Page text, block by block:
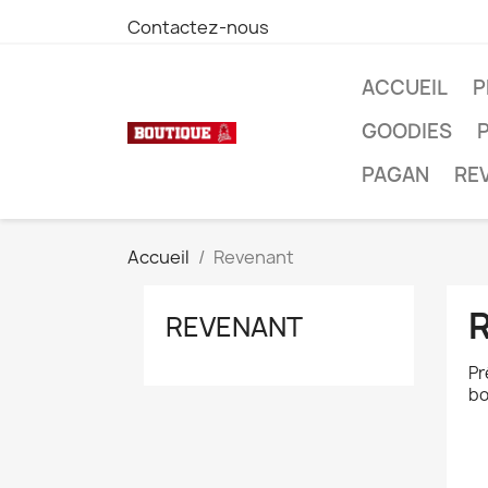
Contactez-nous
ACCUEIL
GOODIES
PAGAN
Accueil Revenant
REVENANT